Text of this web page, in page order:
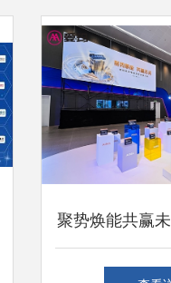
聚势焕能共赢
电池伙伴招商